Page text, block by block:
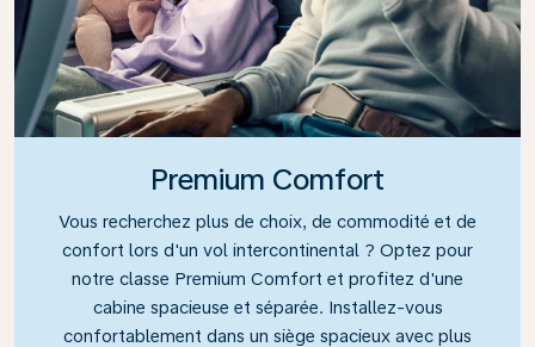
Premium Comfort
Vous recherchez plus de choix, de commodité et de
confort lors d'un vol intercontinental ? Optez pour
notre classe Premium Comfort et profitez d'une
cabine spacieuse et séparée. Installez-vous
confortablement dans un siège spacieux avec plus